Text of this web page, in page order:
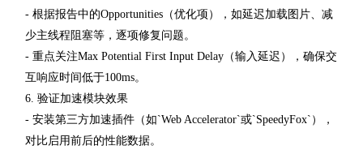
- 根据报告中的Opportunities（优化项），如延迟加载图片、减
少主线程阻塞等，逐项修复问题。
- 重点关注Max Potential First Input Delay（输入延迟），确保交
互响应时间低于100ms。
6. 验证加速模块效果
- 安装第三方加速插件（如`Web Accelerator`或`SpeedyFox`），
对比启用前后的性能数据。